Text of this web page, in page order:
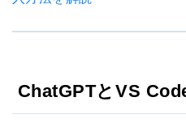
ChatGPTとVS